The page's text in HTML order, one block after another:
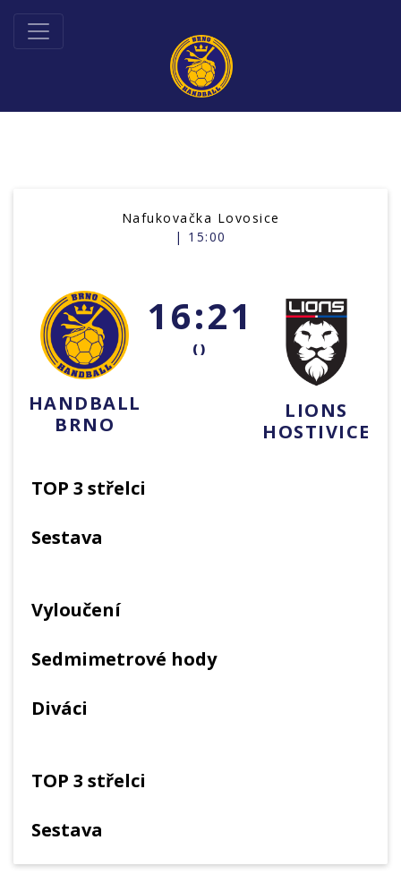
Nafukovačka Lovosice
| 15:00
HANDBALL
BRNO
16:21
()
LIONS
HOSTIVICE
TOP 3 střelci
Sestava
Vyloučení
Sedmimetrové hody
Diváci
TOP 3 střelci
Sestava